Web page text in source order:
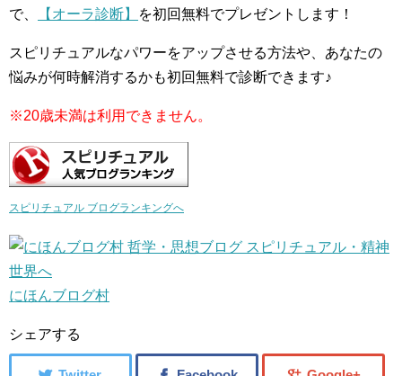
で、
【オーラ診断】 を初回無料でプレゼントします！
スピリチュアルなパワーをアップさせる方法や、あなたの
悩みが何時解消するかも初回無料で診断できます♪
※20歳未満は利用できません。
スピリチュアル ブログランキングへ
にほんブログ村
シェアする